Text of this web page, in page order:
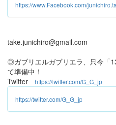
https://www.Facebook.com/
take.junichiro@gmail.com
◎ガブリエルガブリエラ、只今「
て準備中！
Twitter https://twitter.com/G_G_jp
https://twitter.com/G_G_jp